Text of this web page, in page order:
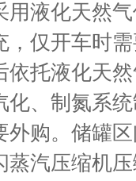
用液化天然
，仅开车时
依托液化天
化、制氮系
外购。储罐
蒸汽压缩机